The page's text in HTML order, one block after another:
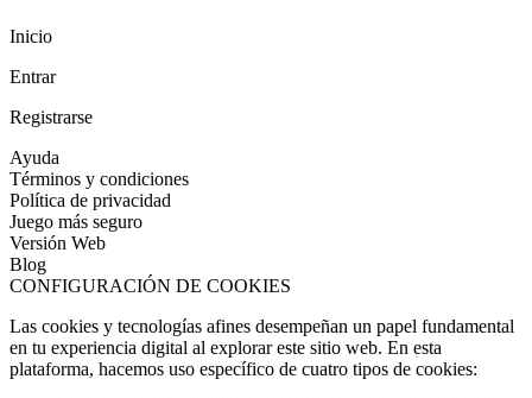
Inicio
Entrar
Registrarse
Ayuda
Términos y condiciones
Política de privacidad
Juego más seguro
Versión Web
Blog
CONFIGURACIÓN DE COOKIES
Las cookies y tecnologías afines desempeñan un papel fundamental
en tu experiencia digital al explorar este sitio web. En esta
plataforma, hacemos uso específico de cuatro tipos de cookies: